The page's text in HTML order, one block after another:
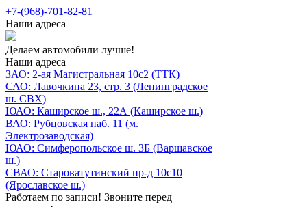
+7-(968)-701-82-81
Наши адреса
Делаем автомобили лучше!
Наши адреса
ЗАО: 2-ая Магистральная 10с2 (ТТК)
САО: Лавочкина 23, стр. 3 (Ленинградское
ш. СВХ)
ЮАО: Каширское ш., 22А (Каширское ш.)
ВАО: Рубцовская наб. 11 (м.
Электрозаводская)
ЮАО: Симферопольское ш. 3Б (Варшавское
ш.)
СВАО: Староватутинский пр-д 10с10
(Ярославское ш.)
Работаем по записи! Звоните перед